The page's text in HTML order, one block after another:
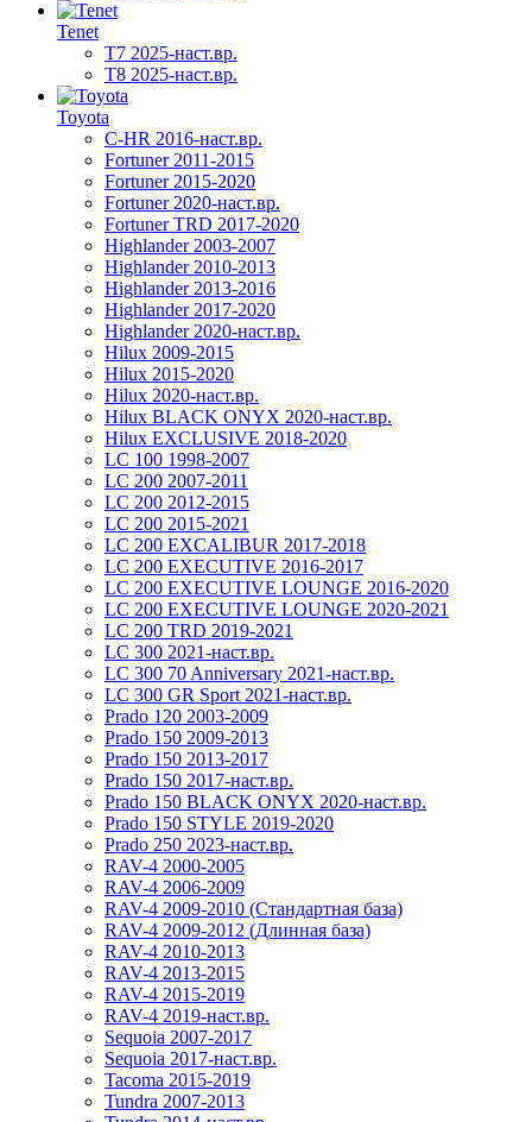
Tenet
T7 2025-наст.вр.
T8 2025-наст.вр.
Toyota
C-HR 2016-наст.вр.
Fortuner 2011-2015
Fortuner 2015-2020
Fortuner 2020-наст.вр.
Fortuner TRD 2017-2020
Highlander 2003-2007
Highlander 2010-2013
Highlander 2013-2016
Highlander 2017-2020
Highlander 2020-наст.вр.
Hilux 2009-2015
Hilux 2015-2020
Hilux 2020-наст.вр.
Hilux BLACK ONYX 2020-наст.вр.
Hilux EXCLUSIVE 2018-2020
LC 100 1998-2007
LC 200 2007-2011
LC 200 2012-2015
LC 200 2015-2021
LC 200 EXCALIBUR 2017-2018
LC 200 EXECUTIVE 2016-2017
LC 200 EXECUTIVE LOUNGE 2016-2020
LC 200 EXECUTIVE LOUNGE 2020-2021
LC 200 TRD 2019-2021
LC 300 2021-наст.вр.
LC 300 70 Anniversary 2021-наст.вр.
LC 300 GR Sport 2021-наст.вр.
Prado 120 2003-2009
Prado 150 2009-2013
Prado 150 2013-2017
Prado 150 2017-наст.вр.
Prado 150 BLACK ONYX 2020-наст.вр.
Prado 150 STYLE 2019-2020
Prado 250 2023-наст.вр.
RAV-4 2000-2005
RAV-4 2006-2009
RAV-4 2009-2010 (Стандартная база)
RAV-4 2009-2012 (Длинная база)
RAV-4 2010-2013
RAV-4 2013-2015
RAV-4 2015-2019
RAV-4 2019-наст.вр.
Sequoia 2007-2017
Sequoia 2017-наст.вр.
Tacoma 2015-2019
Tundra 2007-2013